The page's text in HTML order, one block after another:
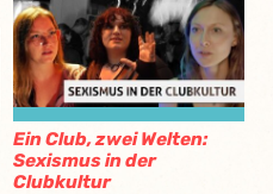
Ein Club, zwei Welten:
Sexismus in der
Clubkultur